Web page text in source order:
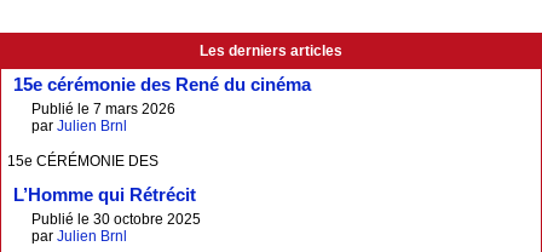
Les derniers articles
15e cérémonie des René du cinéma
Publié le 7 mars 2026
par Julien Brnl
15e CÉRÉMONIE DES
L’Homme qui Rétrécit
Publié le 30 octobre 2025
par Julien Brnl